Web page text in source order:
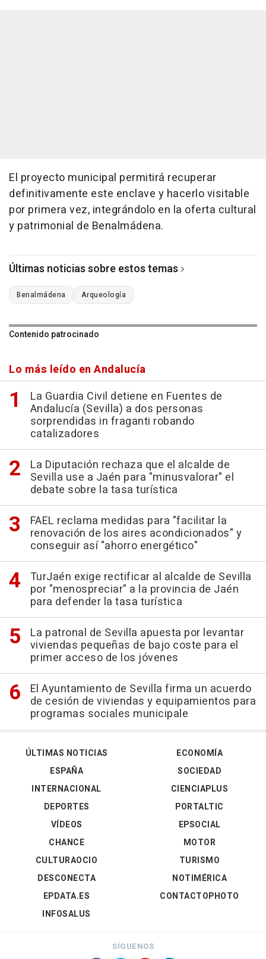
El proyecto municipal permitirá recuperar
definitivamente este enclave y hacerlo visitable
por primera vez, integrándolo en la oferta cultural
y patrimonial de Benalmádena.
Últimas noticias sobre estos temas
Benalmádena Arqueología
Contenido patrocinado
Lo más leído en Andalucía
La Guardia Civil detiene en Fuentes de
Andalucía (Sevilla) a dos personas
sorprendidas in fraganti robando
catalizadores
La Diputación rechaza que el alcalde de
Sevilla use a Jaén para "minusvalorar" el
debate sobre la tasa turística
FAEL reclama medidas para "facilitar la
renovación de los aires acondicionados" y
conseguir así "ahorro energético"
TurJaén exige rectificar al alcalde de Sevilla
por "menospreciar" a la provincia de Jaén
para defender la tasa turística
La patronal de Sevilla apuesta por levantar
viviendas pequeñas de bajo coste para el
primer acceso de los jóvenes
El Ayuntamiento de Sevilla firma un acuerdo
de cesión de viviendas y equipamientos para
programas sociales municipale
ÚLTIMAS NOTICIAS
ESPAÑA
INTERNACIONAL
DEPORTES
VÍDEOS
ECONOMÍA
SOCIEDAD
CIENCIAPLUS
PORTALTIC
EPSOCIAL
CHANCE
CULTURAOCIO
DESCONECTA
EPDATA.ES
INFOSALUS
MOTOR
TURISMO
NOTIMÉRICA
CONTACTOPHOTO
SÍGUENOS